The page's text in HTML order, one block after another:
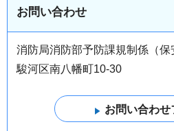
お問い合わせ
消防局消防部予防課規制係（保
駿河区南八幡町10-30